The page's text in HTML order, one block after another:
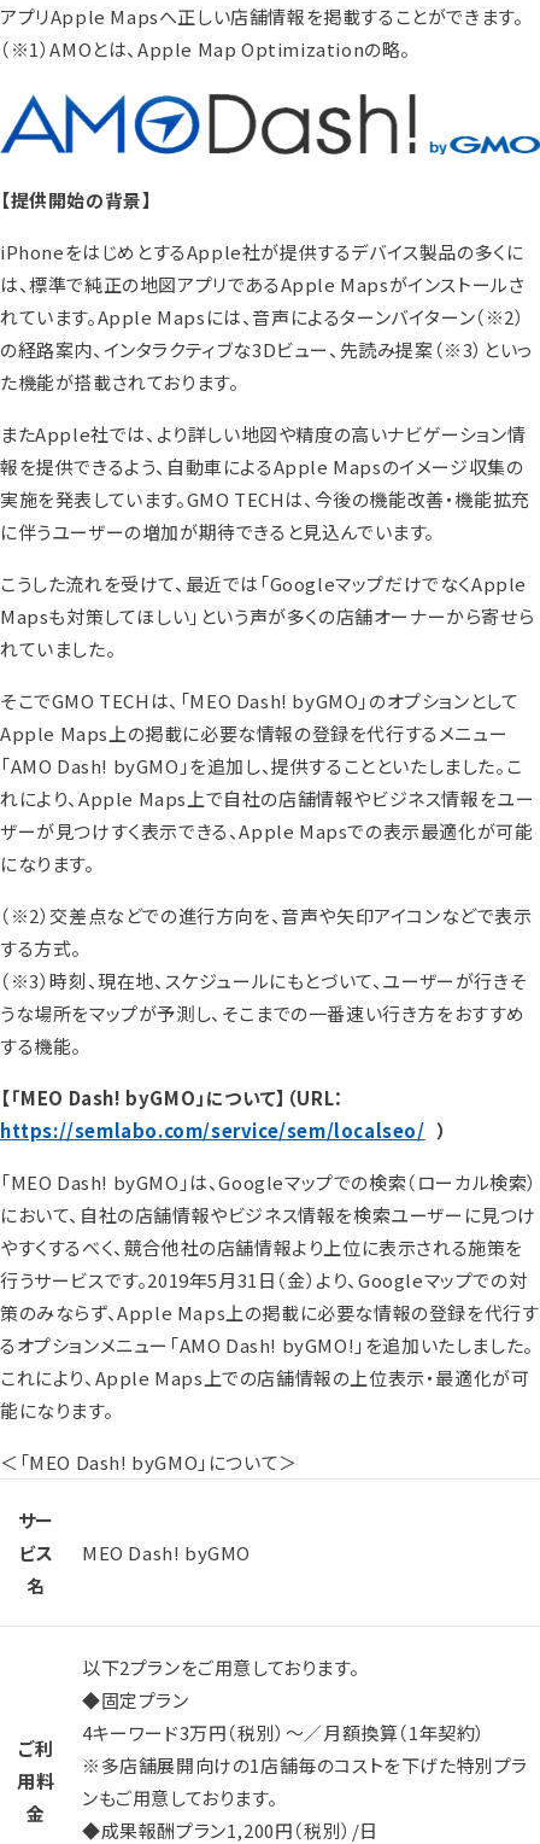
アプリApple Mapsへ正しい店舗情報を掲載することができます。
（※1）AMOとは、Apple Map Optimizationの略。
【提供開始の背景】
iPhoneをはじめとするApple社が提供するデバイス製品の多くに
は、標準で純正の地図アプリであるApple Mapsがインストールさ
れています。Apple Mapsには、音声によるターンバイターン（※2）
の経路案内、インタラクティブな3Dビュー、先読み提案（※3） といっ
た機能が搭載されております。
またApple社では、より詳しい地図や精度の高いナビゲーション情
報を提供できるよう、自動車によるApple Mapsのイメージ収集の
実施を発表しています。GMO TECHは、今後の機能改善・機能拡充
に伴うユーザーの増加が期待できると見込んでいます。
こうした流れを受けて、最近では「GoogleマップだけでなくApple
Mapsも対策してほしい」という声が多くの店舗オーナーから寄せら
れていました。
そこでGMO TECHは、「MEO Dash! byGMO」のオプションとして
Apple Maps上の掲載に必要な情報の登録を代行するメニュー
「AMO Dash! byGMO」を追加し、提供することといたしました。こ
れにより、Apple Maps上で自社の店舗情報やビジネス情報をユー
ザーが見つけすく表示できる、Apple Mapsでの表示最適化が可能
になります。
（※2）交差点などでの進行方向を、音声や矢印アイコンなどで表示
する方式。
（※3）時刻、現在地、スケジュールにもとづいて、ユーザーが行きそ
うな場所をマップが予測し、そこまでの一番速い行き方をおすすめ
する機能。
【「MEO Dash! byGMO」について】（URL：
https://semlabo.com/service/sem/localseo/ ）
「MEO Dash! byGMO」は、Googleマップでの検索（ローカル検索）
において、自社の店舗情報やビジネス情報を検索ユーザーに見つけ
やすくするべく、競合他社の店舗情報より上位に表示される施策を
行うサービスです。2019年5月31日（金）より、Googleマップでの対
策のみならず、Apple Maps上の掲載に必要な情報の登録を代行す
るオプションメニュー「AMO Dash! byGMO!」を追加いたしました。
これにより、Apple Maps上での店舗情報の上位表示・最適化が可
能になります。
＜「MEO Dash! byGMO」について＞
サー
ビス
名
MEO Dash! byGMO
ご利
用料
金
以下2プランをご用意しております。
◆固定プラン
4キーワード3万円（税別）～／月額換算（1年契約）
※多店舗展開向けの1店舗毎のコストを下げた特別プラ
ンもご用意しております。
◆成果報酬プラン1,200円（税別）/日